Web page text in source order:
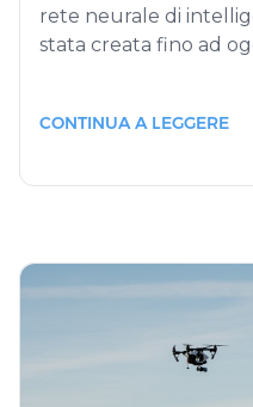
rete neurale di
stata creata fino ad
CONTINUA A LEGGERE